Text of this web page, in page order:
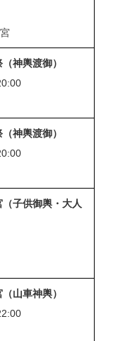
神輿渡御）
神輿渡御）
子供御輿・大人
山車神輿）